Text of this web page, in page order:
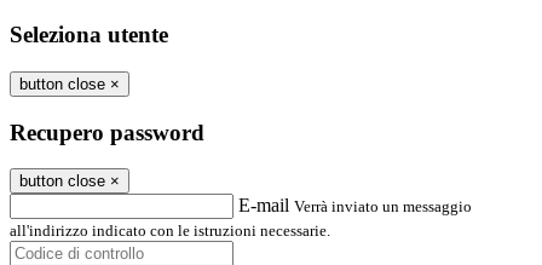
Seleziona utente
button close ×
Recupero password
button close ×
E-mail Verrà inviato un messaggio
all'indirizzo indicato con le istruzioni necessarie.